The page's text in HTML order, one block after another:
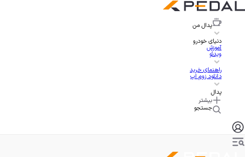
پدال من
دنیای خودرو
آموزش
ویدئو
راهنمای خرید
دانلود زوم اپ
پدال
بیشتر
جستجو